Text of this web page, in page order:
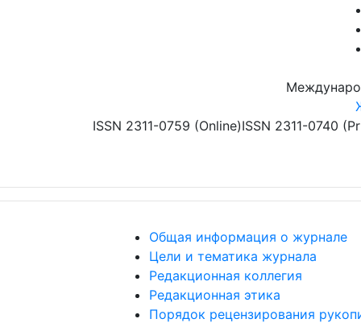
ISSN 2311-0759 (Online)ISSN 2311-0740
Общая информация о журнале
Цели и тематика журнала
Редакционная коллегия
Редакционная этика
Порядок рецензирования